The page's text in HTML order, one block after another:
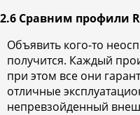
2.6 Сравним профили
Объявить кого-то
получится. Каждый
при этом все они
отличные
непревзойденный